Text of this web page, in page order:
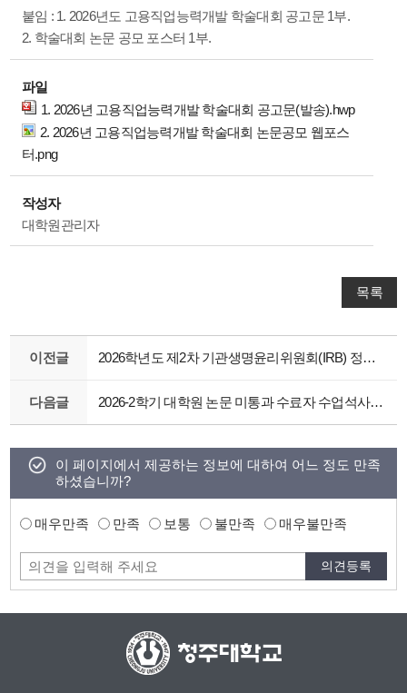
붙임 : 1. 2026년도 고용직업능력개발 학술대회 공고문 1부.
2. 학술대회 논문 공모 포스터 1부.
파일
1. 2026년 고용직업능력개발 학술대회 공고문(발송).hwp
2. 2026년 고용직업능력개발 학술대회 논문공모 웹포스
터.png
작성자
대학원관리자
목록
이전글 2026학년도 제2차 기관생명윤리위원회(IRB) 정규심의 일정 및 신청 안내
다음글 2026-2학기 대학원 논문 미통과 수료자 수업석사제 신청 및 등록 안내
이 페이지에서 제공하는 정보에 대하여 어느 정도 만족
하셨습니까?
매우만족 만족 보통 불만족 매우불만족